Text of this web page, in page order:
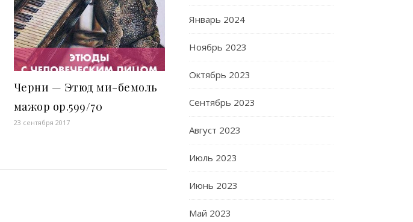
Черни — Этюд ми-бемоль
мажор op.599/70
23 сентября 2017
Январь 2024
Ноябрь 2023
Октябрь 2023
Сентябрь 2023
Август 2023
Июль 2023
Июнь 2023
Май 2023